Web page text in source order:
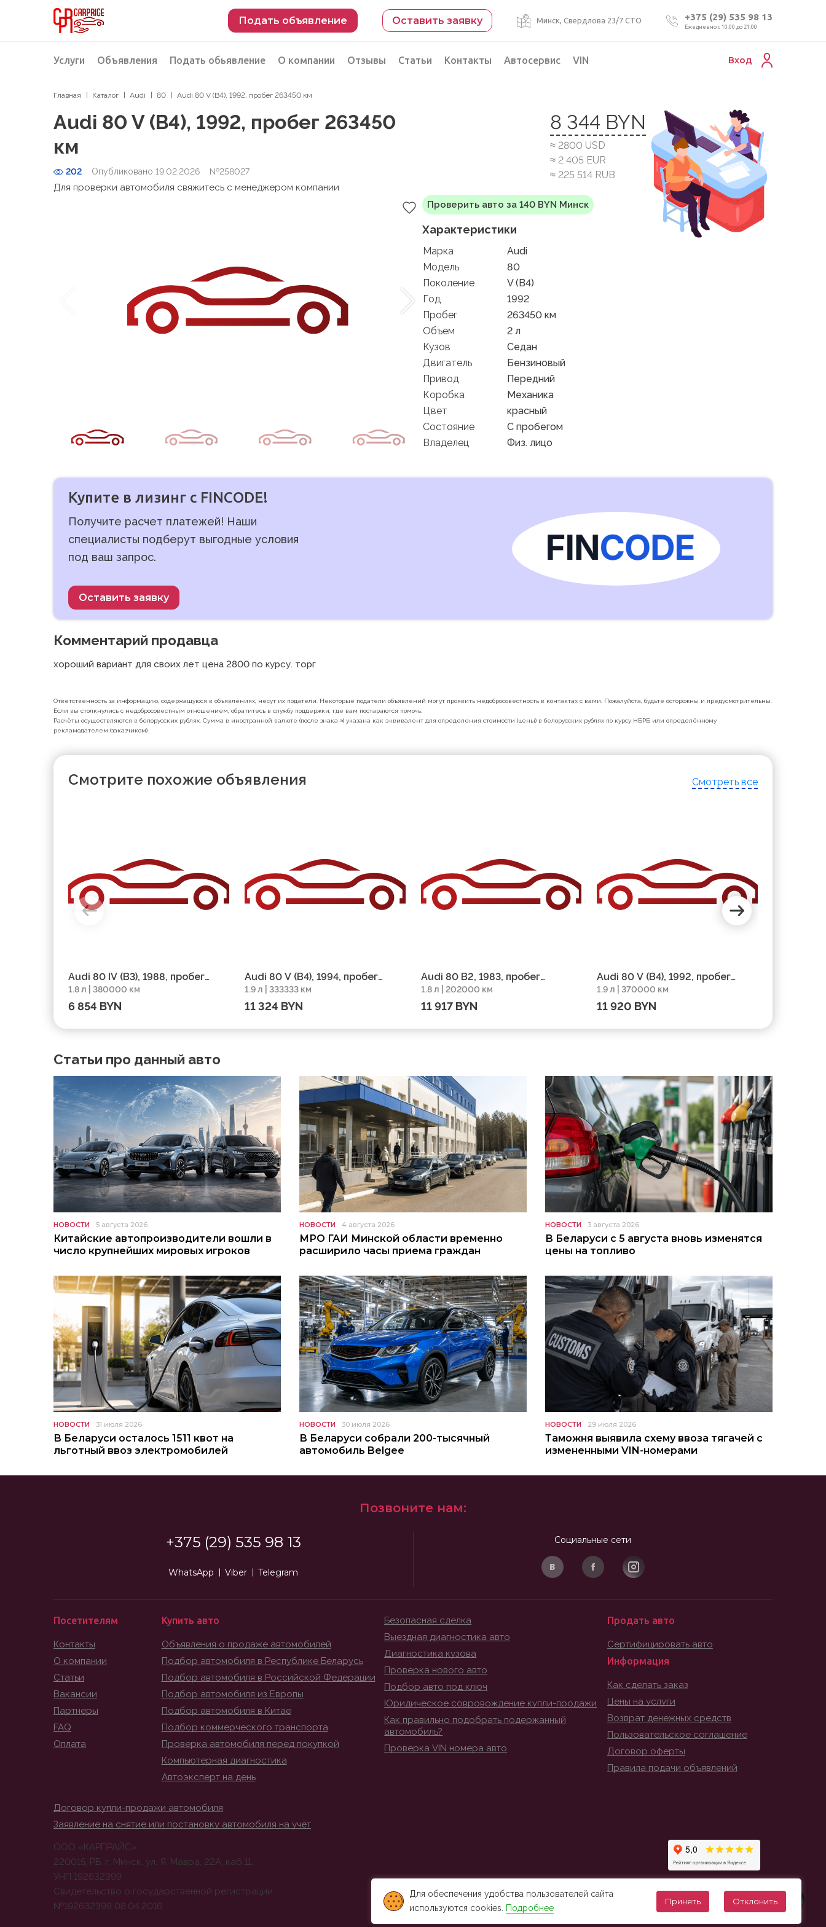
Подать объявление Оставить заявку Минск, Свердлова 23/7 СТО +375 (29) 535 98 13
Ежедневно с 10:00 до 21:00
Услуги
Подбор автомобиля
Подбор автомобиля из Российской Федерации
Проверка автомобиля перед покупкой
Подбор автомобиля из Китая Проверка VIN номера авто
Пригон авто из Беларуси
Подбор мотоцикла
Объявления Подать обьявление
Разместить объявление о продаже
О компании Отзывы Статьи Контакты Автосервис VIN Вход
Главная Каталог Audi 80 Audi 80 V (B4), 1992, пробег 263450 км
Audi 80 V (B4), 1992, пробег 263450
км
202 Опубликовано 19.02.2026 №258027
8 344 BYN
≈ 2800 USD
≈ 2 405 EUR
≈ 225 514 RUB
Для проверки автомобиля свяжитесь с менеджером компании
Проверить авто за 140 BYN Минск
Характеристики
Марка
Audi
Модель
80
Поколение
V (B4)
Год
1992
Пробег
263450 км
Объем
2 л
Кузов
Седан
Двигатель
Бензиновый
Привод
Передний
Коробка
Механика
Цвет
красный
Состояние
C пробегом
Владелец
Физ. лицо
Купите в лизинг с FINCODE!
Получите расчет платежей! Наши
специалисты подберут выгодные условия
под ваш запрос.
Оставить заявку
Комментарий продавца
хороший вариант для своих лет цена 2800 по курсу. торг
Ответственность за информацию, содержащуюся в объявлениях, несут их податели. Некоторые податели объявлений могут проявить недобросовестность в контактах с вами. Пожалуйста, будьте осторожны и предусмотрительны.
Если вы столкнулись с недобросовестным отношением, обратитесь в службу поддержки, где вам постараются помочь.
Расчёты осуществляются в белорусских рублях. Сумма в иностранной валюте (после знака ≈) указана как эквивалент для определения стоимости (цены) в белорусских рублях по курсу НБРБ или определённому
рекламодателем (заказчиком).
Смотрите похожие объявления Смотреть все
Audi 80 IV (B3), 1988, пробег
380000 км
1.8 л | 380000 км
6 854 BYN
Audi 80 V (B4), 1994, пробег
333333 км
1.9 л | 333333 км
11 324 BYN
Audi 80 B2, 1983, пробег
202000 км
1.8 л | 202000 км
11 917 BYN
Audi 80 V (B4), 1992, пробег
370000 км
1.9 л | 370000 км
11 920 BYN
Статьи про данный авто
НОВОСТИ 5 августа 2026
Китайские автопроизводители вошли в
число крупнейших мировых игроков
НОВОСТИ 4 августа 2026
МРО ГАИ Минской области временно
расширило часы приема граждан
НОВОСТИ 3 августа 2026
В Беларуси с 5 августа вновь изменятся
цены на топливо
НОВОСТИ 31 июля 2026
В Беларуси осталось 1511 квот на
льготный ввоз электромобилей
НОВОСТИ 30 июля 2026
В Беларуси собрали 200-тысячный
автомобиль Belgee
НОВОСТИ 29 июля 2026
Таможня выявила схему ввоза тягачей с
измененными VIN-номерами
Позвоните нам:
+375 (29) 535 98 13
WhatsApp Viber Telegram
Социальные сети
Посетителям
Контакты
О компании
Статьи
Вакансии
Партнеры
FAQ
Оплата
Купить авто
Объявления о продаже автомобилей
Подбор автомобиля в Республике Беларусь
Подбор автомобиля в Российской Федерации
Подбор автомобиля из Европы
Подбор автомобиля в Китае
Подбор коммерческого транспорта
Проверка автомобиля перед покупкой
Компьютерная диагностика
Автоэксперт на день
Безопасная сделка
Выездная диагностика авто
Диагностика кузова
Проверка нового авто
Подбор авто под ключ
Юридическое совровождение купли-продажи
Как правильно подобрать подержанный
автомобиль?
Проверка VIN номера авто
Продать авто
Сертифицировать авто
Информация
Как сделать заказ
Цены на услуги
Возврат денежных средств
Пользовательское соглашение
Договор оферты
Правила подачи объявлений
Договор купли-продажи автомобиля
Заявление на снятие или постановку автомобиля на учёт
ООО «КАРПРАЙС»
220015, РБ, г. Минск, ул. Я. Мавра, 22А, каб.11.
УНП 192632399
Свидетельство о государственной регистрации
№192632399 08.04.2016
Для обеспечения удобства пользователей сайта
используются cookies.
Подробнее
Принять Отклонить